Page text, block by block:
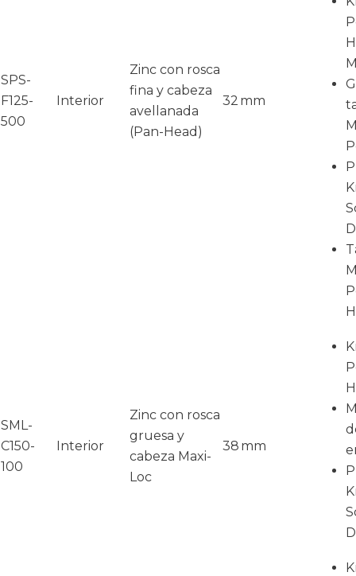
SPS-
F125-
500
Interior
Zinc con rosca
fina y cabeza
avellanada
(Pan-Head)
32 mm
SML-
C150-
100
Interior
Zinc con rosca
gruesa y
cabeza Maxi-
Loc
38 mm